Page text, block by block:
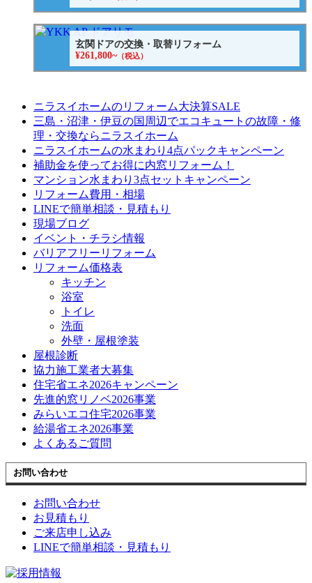
玄関ドアの交換・取替リフォーム
¥261,800~（税込）
ニラスイホームのリフォーム大決算SALE
三島・沼津・伊豆の国周辺でエコキュートの故障・修
理・交換ならニラスイホーム
ニラスイホームの水まわり4点パックキャンペーン
補助金を使ってお得に内窓リフォーム！
マンション水まわり3点セットキャンペーン
リフォーム費用・相場
LINEで簡単相談・見積もり
現場ブログ
イベント・チラシ情報
バリアフリーリフォーム
リフォーム価格表
キッチン
浴室
トイレ
洗面
外壁・屋根塗装
屋根診断
協力施工業者大募集
住宅省エネ2026キャンペーン
先進的窓リノベ2026事業
みらいエコ住宅2026事業
給湯省エネ2026事業
よくあるご質問
お問い合わせ
お問い合わせ
お見積もり
ご来店申し込み
LINEで簡単相談・見積もり